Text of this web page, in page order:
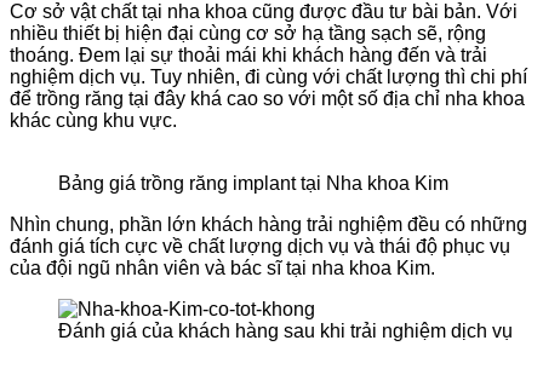
Cơ sở vật chất tại nha khoa cũng được đầu tư bài bản. Với
nhiều thiết bị hiện đại cùng cơ sở hạ tầng sạch sẽ, rộng
thoáng. Đem lại sự thoải mái khi khách hàng đến và trải
nghiệm dịch vụ. Tuy nhiên, đi cùng với chất lượng thì chi phí
để trồng răng tại đây khá cao so với một số địa chỉ nha khoa
khác cùng khu vực.
Bảng giá trồng răng implant tại Nha khoa Kim
Nhìn chung, phần lớn khách hàng trải nghiệm đều có những
đánh giá tích cực về chất lượng dịch vụ và thái độ phục vụ
của đội ngũ nhân viên và bác sĩ tại nha khoa Kim.
Đánh giá của khách hàng sau khi trải nghiệm dịch vụ